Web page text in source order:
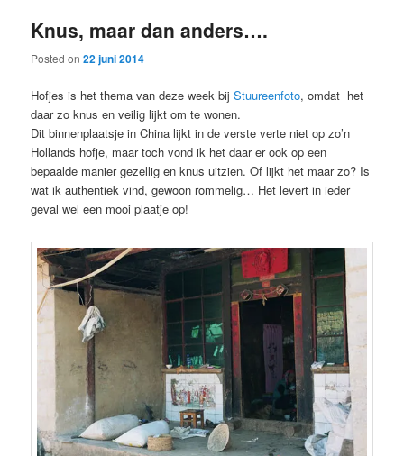
Knus, maar dan anders….
Posted on22 juni 2014
Hofjes is het thema van deze week bijStuureenfoto, omdat het
daar zo knus en veilig lijkt om te wonen.
Dit binnenplaatsje in China lijkt in de verste verte niet op zo’n
Hollands hofje, maar toch vond ik het daar er ook op een
bepaalde manier gezellig en knus uitzien. Of lijkt het maar zo? Is
wat ik authentiek vind, gewoon rommelig… Het levert in ieder
geval wel een mooi plaatje op!